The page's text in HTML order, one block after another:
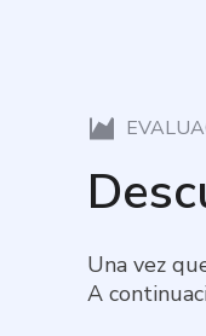
Una vez
A